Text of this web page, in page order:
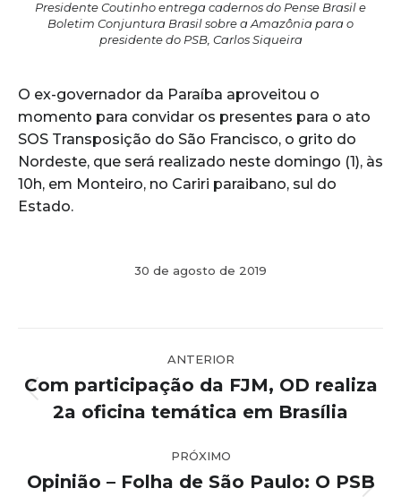
Presidente Coutinho entrega cadernos do Pense Brasil e
Boletim Conjuntura Brasil sobre a Amazônia para o
presidente do PSB, Carlos Siqueira
O ex-governador da Paraíba aproveitou o
momento para convidar os presentes para o ato
SOS Transposição do São Francisco, o grito do
Nordeste, que será realizado neste domingo (1), às
10h, em Monteiro, no Cariri paraibano, sul do
Estado.
30 de agosto de 2019
de
post:
ANTERIOR
anterior:
Com participação da FJM, OD realiza
2a oficina temática em Brasília
PRÓXIMO
Opinião – Folha de São Paulo: O PSB